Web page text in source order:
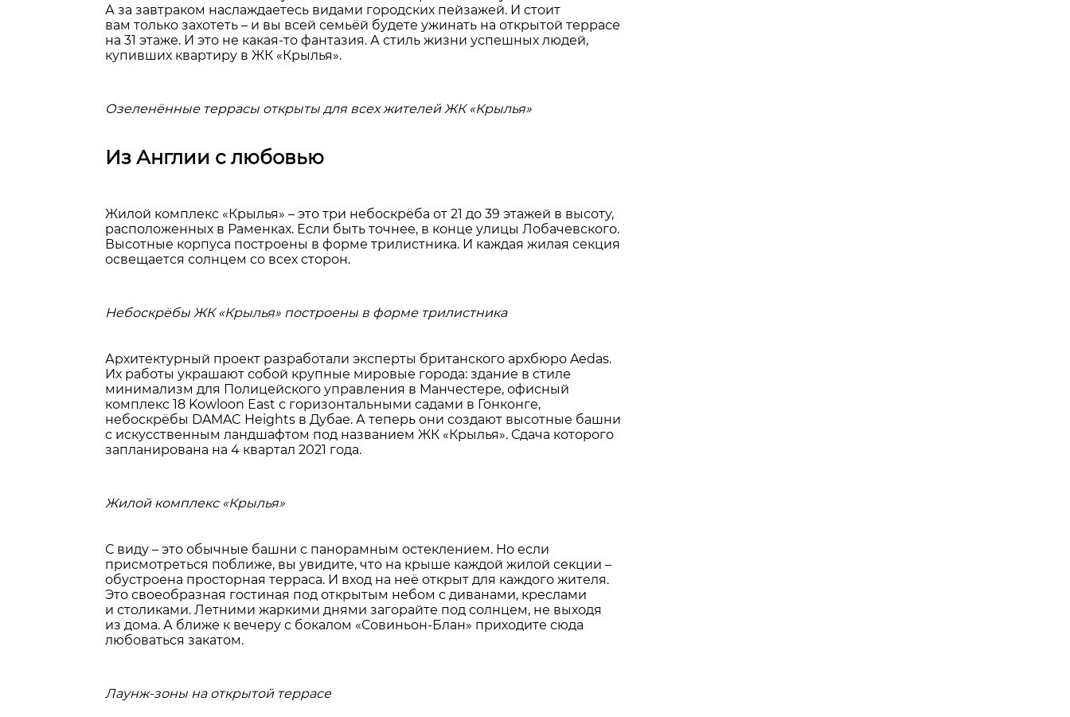
А за завтраком наслаждаетесь видами городских пейзажей. И стоит
вам только захотеть – и вы всей семьёй будете ужинать на открытой террасе
на 31 этаже. И это не какая-то фантазия. А стиль жизни успешных людей,
купивших квартиру в ЖК «Крылья».
Озеленённые террасы открыты для всех жителей ЖК «Крылья»
Из Англии с любовью
Жилой комплекс «Крылья» – это три небоскрёба от 21 до 39 этажей в высоту,
расположенных в Раменках. Если быть точнее, в конце улицы Лобачевского.
Высотные корпуса построены в форме трилистника. И каждая жилая секция
освещается солнцем со всех сторон.
Небоскрёбы ЖК «Крылья» построены в форме трилистника
Архитектурный проект разработали эксперты британского архбюро Aedas.
Их работы украшают собой крупные мировые города: здание в стиле
минимализм для Полицейского управления в Манчестере, офисный
комплекс 18 Kowloon East с горизонтальными садами в Гонконге,
небоскрёбы DAMAC Heights в Дубае. А теперь они создают высотные башни
с искусственным ландшафтом под названием ЖК «Крылья». Сдача которого
запланирована на 4 квартал 2021 года.
Жилой комплекс «Крылья»
С виду – это обычные башни с панорамным остеклением. Но если
присмотреться поближе, вы увидите, что на крыше каждой жилой секции –
обустроена просторная терраса. И вход на неё открыт для каждого жителя.
Это своеобразная гостиная под открытым небом с диванами, креслами
и столиками. Летними жаркими днями загорайте под солнцем, не выходя
из дома. А ближе к вечеру с бокалом «Совиньон-Блан» приходите сюда
любоваться закатом.
Лаунж-зоны на открытой террасе